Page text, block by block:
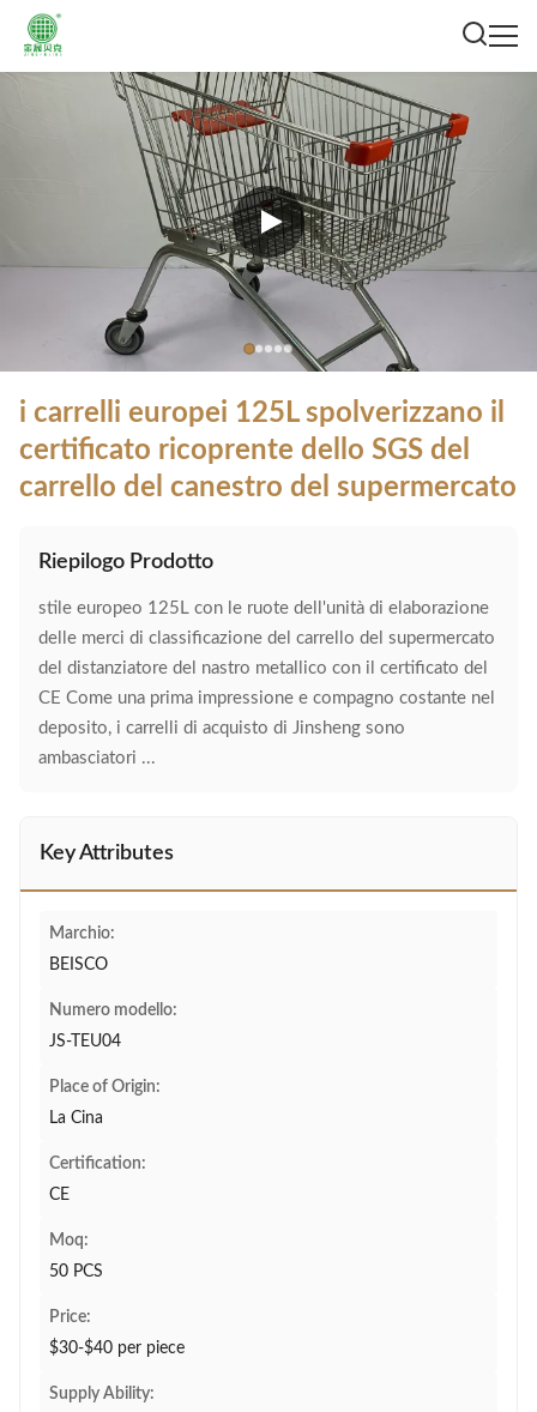
i carrelli europei 125L spolverizzano il
certificato ricoprente dello SGS del
carrello del canestro del supermercato
Riepilogo Prodotto
stile europeo 125L con le ruote dell'unità di elaborazione
delle merci di classificazione del carrello del supermercato
del distanziatore del nastro metallico con il certificato del
CE Come una prima impressione e compagno costante nel
deposito, i carrelli di acquisto di Jinsheng sono
ambasciatori ...
Key Attributes
Marchio:
BEISCO
Numero modello:
JS-TEU04
Place of Origin:
La Cina
Certification:
CE
Moq:
50 PCS
Price:
$30-$40 per piece
Supply Ability: